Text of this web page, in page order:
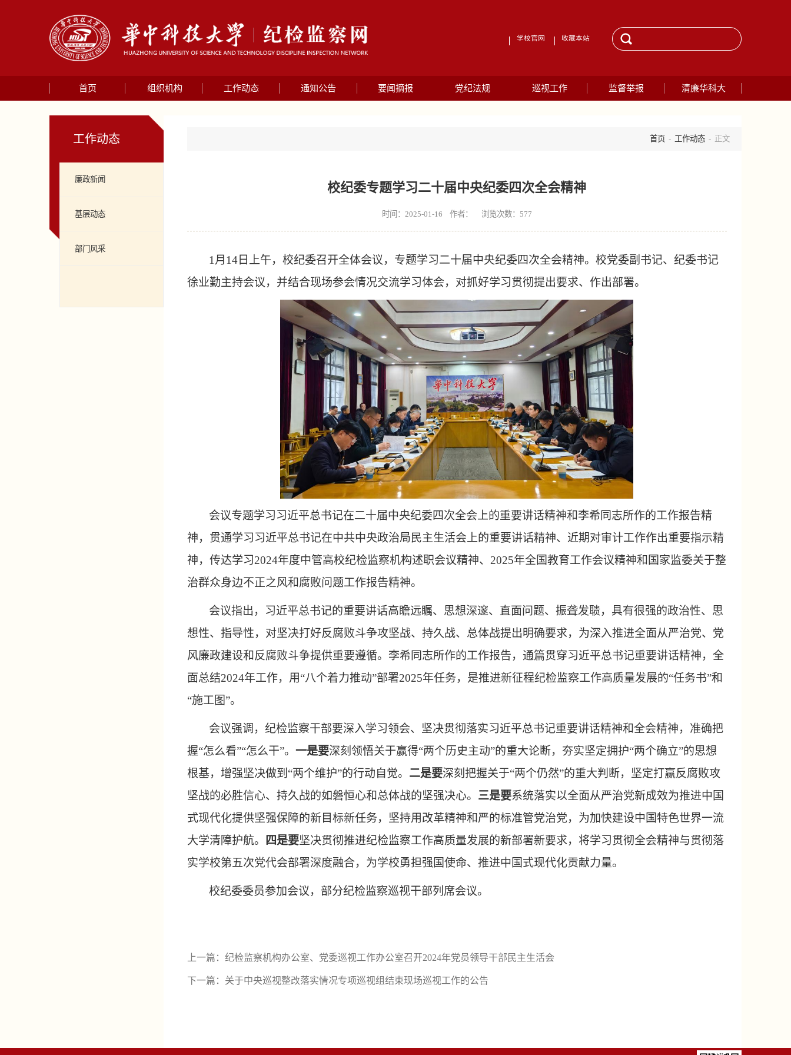
学校官网 收藏本站
首页 组织机构 工作动态 通知公告 要闻摘报 党纪法规 巡视工作 监督举报 清廉华科大
工作动态
廉政新闻
基层动态
部门风采
首页 - 工作动态 - 正文
校纪委专题学习二十届中央纪委四次全会精神
时间：2025-01-16 作者： 浏览次数： 577
1 月 14日上午，校纪委召开全体会议， 专题学习二十届中央纪委四次全会精神。校党委副书记、纪委书记
徐业勤主持会议 ， 并结合现场参会情况交流学习体会，对抓好学习贯彻提出要求、作出部署。
会议专题学习习近平总书记在二十届中央纪委四次全会上的重要讲话精神和李希同志所作的工作报告精
神， 贯通学习习近平总书记在中共中央政治局民主生活会上的重要讲话精神、近期对审计工作作出重要指示精
神，传达学习2024年度中管高校纪检监察机构述职会议精神、2025年全国教育工作会议精神和国家监委关于整
治群众身边不正之风和腐败问题工作报告精神。
会议指出，习近平总书记的重要讲话高瞻远瞩、思想深邃、直面问题、振聋发聩，具有很强的政治性、思
想性、指导性，对坚决打好反腐败斗争攻坚战、持久战、总体战提出明确要求，为深入推进全面从严治党、党
风廉政建设和反腐败斗争提供重要遵循。李希同志所作的工作报告，通篇贯穿习近平总书记重要讲话精神，全
面总结2024年工作，用“八个着力推动”部署2025年任务，是推进新征程纪检监察工作高质量发展的“任务书”和
“施工图”。
会议强调，纪检监察干部要深入学习领会、坚决贯彻落实习近平总书记重要讲话精神和全会精神，准确把
握“怎么看”“怎么干”。一是要深刻领悟关于赢得“两个历史主动”的重大论断，夯实坚定拥护“两个确立”的思想
根基，增强坚决做到“两个维护”的行动自觉。 二是要深刻把握关于“两个仍然”的重大判断，坚定打赢反腐败攻
坚战的必胜信心、持久战的如磐恒心和总体战的坚强决心。 三是要系统落实以全面从严治党新成效为推进中国
式现代化提供坚强保障的新目标新任务，坚持用改革精神和严的标准管党治党，为加快建设中国特色世界一流
大学清障护航。
四是要坚决贯彻推进纪检监察工作高质量发展的新部署新要求，将学习贯彻全会精神与贯彻落
实学校第五次党代会部署深度融合，为学校勇担强国使命、推进中国式现代化贡献力量。
校纪委委员参加会议，部分纪检监察巡视干部列席会议。
上一篇：纪检监察机构办公室、党委巡视工作办公室召开2024年党员领导干部民主生活会
下一篇： 关于中央巡视整改落实情况专项巡视组结束现场巡视工作的公告